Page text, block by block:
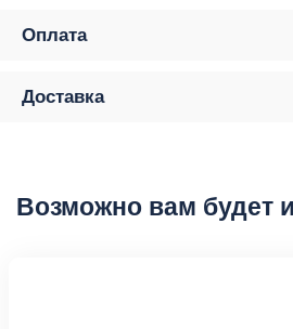
Оплата
Доставка
Возможно вам будет